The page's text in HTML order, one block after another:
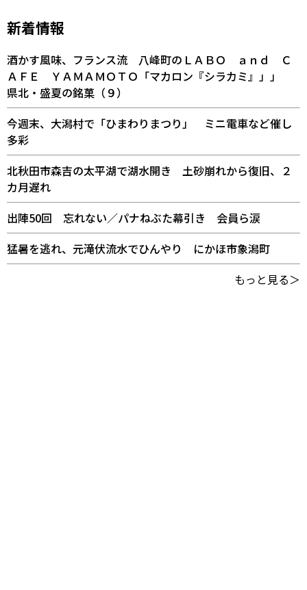
新着情報
酒かす風味、フランス流 八峰町のＬＡＢＯ ａｎｄ Ｃ
ＡＦＥ ＹＡＭＡＭＯＴＯ「マカロン『シラカミ』」」
県北・盛夏の銘菓（９）
今週末、大潟村で「ひまわりまつり」 ミニ電車など催し
多彩
北秋田市森吉の太平湖で湖水開き 土砂崩れから復旧、２
カ月遅れ
出陣50回 忘れない／パナねぶた幕引き 会員ら涙
猛暑を逃れ、元滝伏流水でひんやり にかほ市象潟町
もっと見る＞